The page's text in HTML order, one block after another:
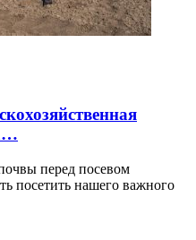
перед посевом
посетить нашего важного